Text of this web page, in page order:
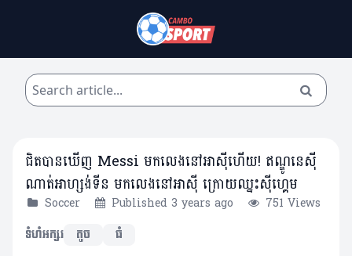
ជិតបានឃើញ Messi មកលេងនៅអាស៊ីហើយ! ឥណ្ឌូនេស៊ី​
ណាត់អាហ្សង់ទីន មកលេងនៅអាស៊ី ក្រោយឈ្នះស៊ីហ្គេម
Soccer Published 3 years ago
751 Views
ទំហំអក្សរ
តូច ធំ